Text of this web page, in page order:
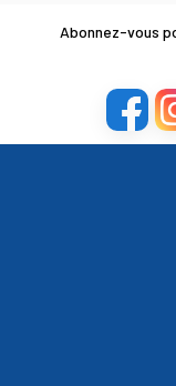
Abonnez-vous